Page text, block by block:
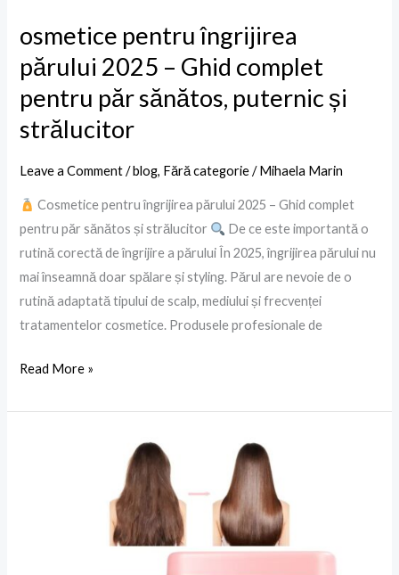
osmetice pentru îngrijirea
părului 2025 – Ghid complet
pentru păr sănătos, puternic și
strălucitor
Leave a Comment /blog, Fără categorie/Mihaela Marin
Cosmetice pentru îngrijirea părului 2025 – Ghid complet
pentru păr sănătos și strălucitor
De ce este importantă o
rutină corectă de îngrijire a părului În 2025, îngrijirea părului nu
mai înseamnă doar spălare și styling. Părul are nevoie de o
rutină adaptată tipului de scalp, mediului și frecvenței
tratamentelor cosmetice. Produsele profesionale de
Read More »